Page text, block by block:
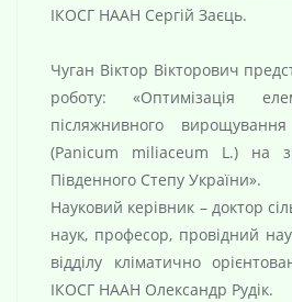
ІКОСГ НААН Сергій Заєць.
Чуган Віктор Вікторович
роботу: «Оптимізація
післяжнивного
(Panicum miliaceum L.) на
Південного Степу України».
Науковий керівник – доктор
наук, професор, провідний
відділу кліматично
ІКОСГ НААН Олександр Рудік.